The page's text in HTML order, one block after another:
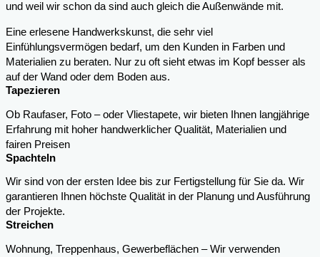
und weil wir schon da sind auch gleich die Außenwände mit.
Eine erlesene Handwerkskunst, die sehr viel
Einfühlungsvermögen bedarf, um den Kunden in Farben und
Materialien zu beraten. Nur zu oft sieht etwas im Kopf besser als
auf der Wand oder dem Boden aus.
Tapezieren
Ob Raufaser, Foto – oder Vliestapete, wir bieten Ihnen langjährige
Erfahrung mit hoher handwerklicher Qualität, Materialien und
fairen Preisen
Spachteln
Wir sind von der ersten Idee bis zur Fertigstellung für Sie da. Wir
garantieren Ihnen höchste Qualität in der Planung und Ausführung
der Projekte.
Streichen
Wohnung, Treppenhaus, Gewerbeflächen – Wir verwenden